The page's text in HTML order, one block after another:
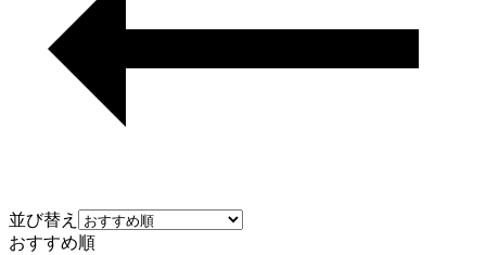
並び替え
おすすめ順